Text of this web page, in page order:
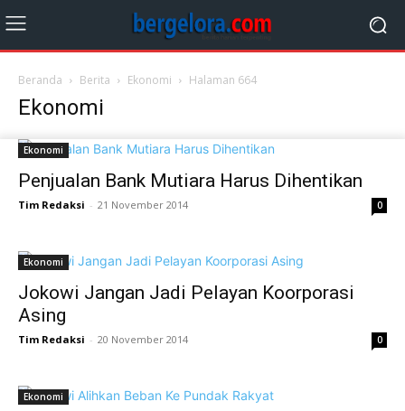
Beranda Berita Ekonomi Halaman 664
Ekonomi
Ekonomi
Penjualan Bank Mutiara Harus Dihentikan
Tim Redaksi - 21 November 2014 0
Ekonomi
Jokowi Jangan Jadi Pelayan Koorporasi
Asing
Tim Redaksi - 20 November 2014 0
Ekonomi